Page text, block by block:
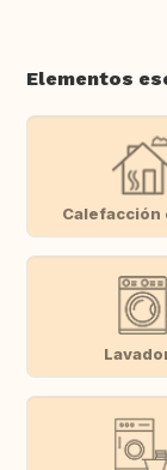
Elementos
Calefacción